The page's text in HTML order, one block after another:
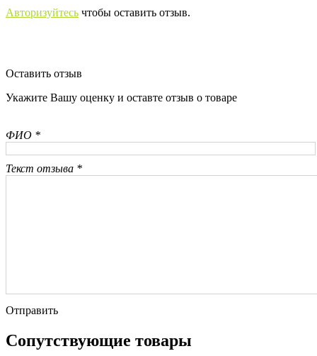
Авторизуйтесь чтобы оставить отзыв.
Оставить отзыв
Укажите Вашу оценку и оставте отзыв о товаре
ФИО *
Текст отзыва *
Отправить
Сопутствующие товары